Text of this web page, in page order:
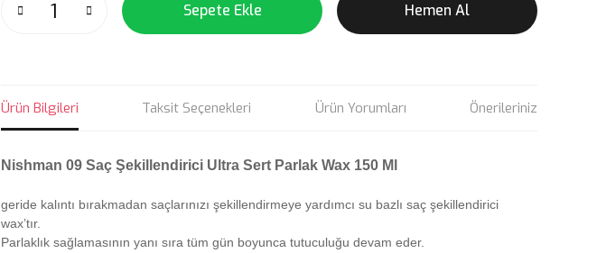
Sepete Ekle Hemen Al
Ürün Bilgileri Taksit Seçenekleri Ürün Yorumları Önerileriniz
Nishman 09 Saç Şekillendirici Ultra Sert Parlak Wax 150 Ml
geride kalıntı bırakmadan saçlarınızı şekillendirmeye yardımcı su bazlı saç şekillendirici
wax’tır.
Parlaklık sağlamasının yanı sıra tüm gün boyunca tutuculuğu devam eder.